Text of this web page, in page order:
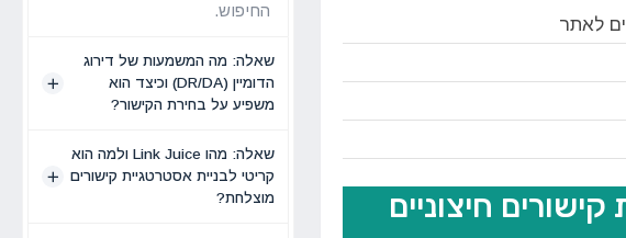
לאתר
חיצוניים
החיפוש.
שאלה: מה המשמעות של דירוג
הדומיין (DR/DA) וכיצד הוא
משפיע על בחירת הקישור?
שאלה: מהו Link Juice ולמה הוא
קריטי לבניית אסטרטגיית קישורים
מוצלחת?